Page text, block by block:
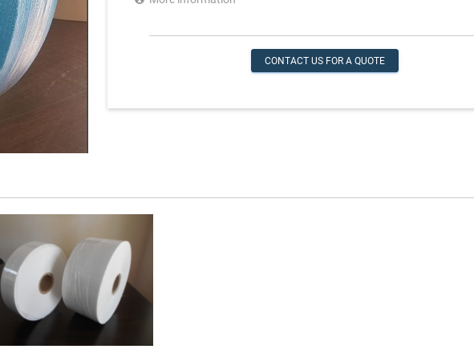
CONTACT US FOR A QUOTE